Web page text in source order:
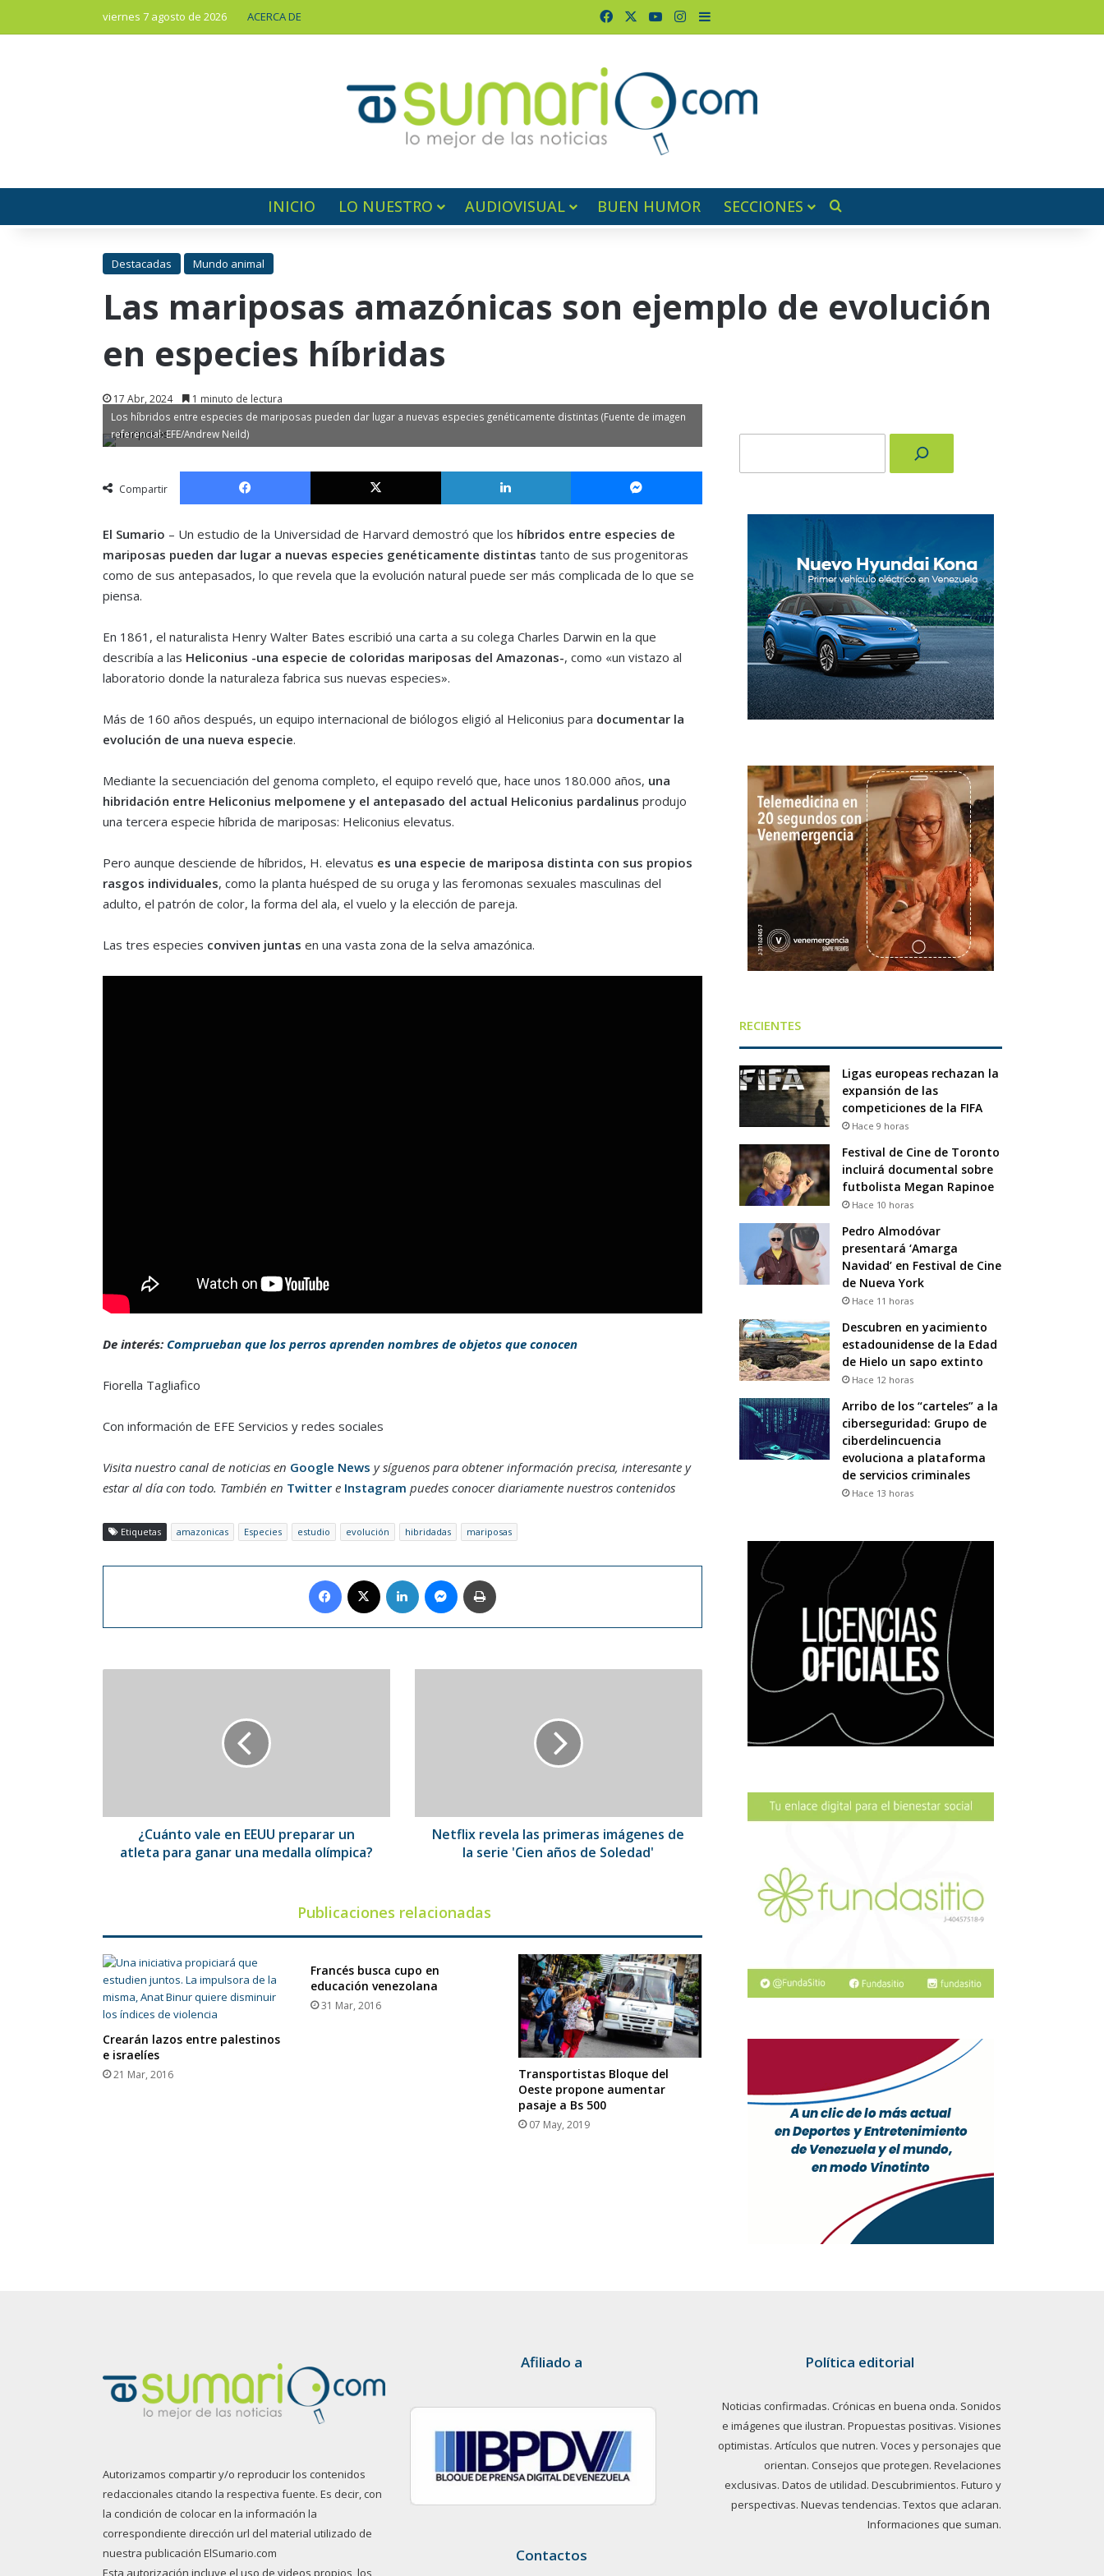
viernes 7 agosto de 2026 ACERCA DE FacebookYouTubeInstagram
Barra lateral
INICIO LO NUESTRO AUDIOVISUAL BUEN HUMOR SECCIONES
Destacadas Mundo animal
Las mariposas amazónicas son ejemplo de evolución
en especies híbridas
17 Abr, 2024 1 minuto de lectura
Los híbridos entre especies de mariposas pueden dar lugar a nuevas especies genéticamente distintas (Fuente de imagen
referencial: EFE/Andrew Neild)
Compartir
Facebook X LinkedIn Messenger
El Sumario – Un estudio de la Universidad de Harvard demostró que los híbridos entre especies de
mariposas pueden dar lugar a nuevas especies genéticamente distintas tanto de sus progenitoras
como de sus antepasados, lo que revela que la evolución natural puede ser más complicada de lo que se
piensa.
En 1861, el naturalista Henry Walter Bates escribió una carta a su colega Charles Darwin en la que
describía a las Heliconius -una especie de coloridas mariposas del Amazonas-, como «un vistazo al
laboratorio donde la naturaleza fabrica sus nuevas especies».
Más de 160 años después, un equipo internacional de biólogos eligió al Heliconius para documentar la
evolución de una nueva especie.
Mediante la secuenciación del genoma completo, el equipo reveló que, hace unos 180.000 años, una
hibridación entre Heliconius melpomene y el antepasado del actual Heliconius pardalinus produjo
una tercera especie híbrida de mariposas: Heliconius elevatus.
Pero aunque desciende de híbridos, H. elevatus es una especie de mariposa distinta con sus propios
rasgos individuales, como la planta huésped de su oruga y las feromonas sexuales masculinas del
adulto, el patrón de color, la forma del ala, el vuelo y la elección de pareja.
Las tres especies conviven juntas en una vasta zona de la selva amazónica.
De interés: Comprueban que los perros aprenden nombres de objetos que conocen
Fiorella Tagliafico
Con información de EFE Servicios y redes sociales
Visita nuestro canal de noticias en Google News y síguenos para obtener información precisa, interesante y
estar al día con todo. También en Twittere Instagram puedes conocer diariamente nuestros contenidos
Etiquetas amazonicas Especies estudio evolución hibridadas mariposas
Facebook LinkedIn Messenger
ganar
medalla
¿Cuánto vale en EEUU preparar un
atleta para ganar una medalla olímpica?
'Cien
añosNetflix revela las primeras imágenes de
la serie 'Cien años de Soledad'
Publicaciones relacionadas
Crearán lazos entre palestinos
e israelíes
21 Mar, 2016
Francés busca cupo en
educación venezolana
31 Mar, 2016
Transportistas Bloque del
Oeste propone aumentar
pasaje a Bs 500
07 May, 2019
RECIENTES
Ligas europeas rechazan la
expansión de las
competiciones de la FIFA
Hace 9 horas
Festival de Cine de Toronto
incluirá documental sobre
futbolista Megan Rapinoe
Hace 10 horas
Pedro Almodóvar
presentará ‘Amarga
Navidad’ en Festival de Cine
de Nueva York
Hace 11 horas
Descubren en yacimiento
estadounidense de la Edad
de Hielo un sapo extinto
Hace 12 horas
Arribo de los “carteles” a la
ciberseguridad: Grupo de
ciberdelincuencia
evoluciona a plataforma
de servicios criminales
Hace 13 horas
Autorizamos compartir y/o reproducir los contenidos
redaccionales citando la respectiva fuente. Es decir, con
la condición de colocar en la información la
correspondiente dirección url del material utilizado de
nuestra publicación ElSumario.com
Esta autorización incluye el uso de videos propios, los
Afiliado a
Contactos
Política editorial
Noticias confirmadas. Crónicas en buena onda. Sonidos
e imágenes que ilustran. Propuestas positivas. Visiones
optimistas. Artículos que nutren. Voces y personajes que
orientan. Consejos que protegen. Revelaciones
exclusivas. Datos de utilidad. Descubrimientos. Futuro y
perspectivas. Nuevas tendencias. Textos que aclaran.
Informaciones que suman.